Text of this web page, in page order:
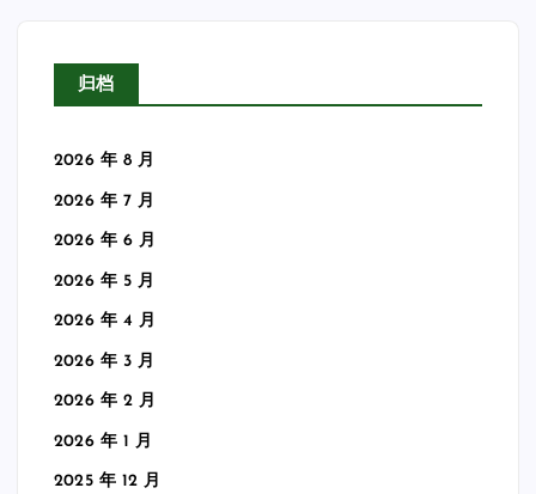
归档
2026 年 8 月
2026 年 7 月
2026 年 6 月
2026 年 5 月
2026 年 4 月
2026 年 3 月
2026 年 2 月
2026 年 1 月
2025 年 12 月